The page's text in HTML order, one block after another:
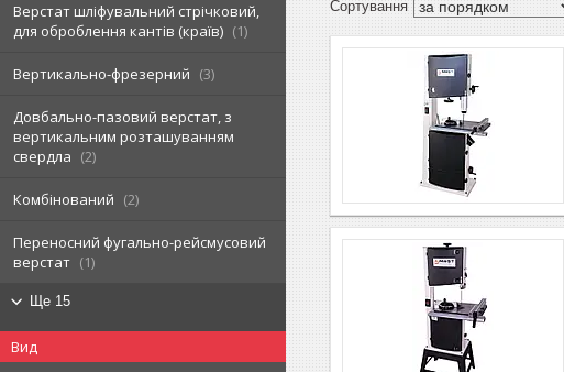
Верстат шліфувальний стрічковий,
для оброблення кантів (країв)
1
Вертикально-фрезерний 3
Довбально-пазовий верстат, з
вертикальним розташуванням
свердла
2
Комбінований 2
Переносний фугально-рейсмусовий
верстат
1
Ще 15
Вид